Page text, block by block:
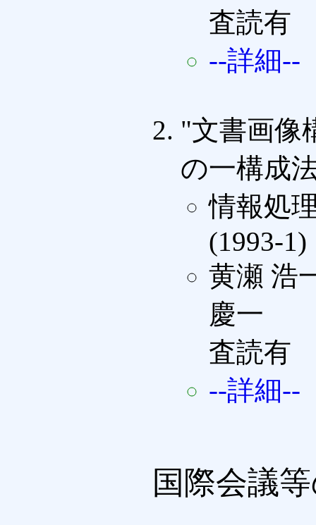
査読有
--詳細--
"文書画像
の一構成
情報処
(1993-1)
黄瀬 浩
慶一
査読有
--詳細--
国際会議